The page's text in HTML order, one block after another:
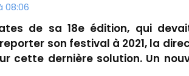
08:06
de sa 18e édition, qui
son festival à 2021, la
cette dernière solution. Un